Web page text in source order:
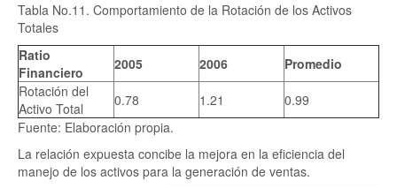
Tabla No.11. Comportamiento de la Rotación de los Activos
Totales
Ratio
Financiero
2005 2006
Promedio
Rotación del
Activo Total
0.78 1.21
0.99
Fuente: Elaboración propia.
La relación expuesta concibe la mejora en la eficiencia del
manejo de los activos para la generación de ventas.